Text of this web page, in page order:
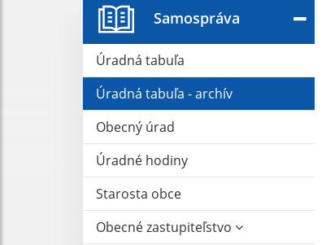
Samospráva
Úradná tabuľa
Úradná tabuľa - archív
Obecný úrad
Úradné hodiny
Starosta obce
Obecné zastupiteľstvo